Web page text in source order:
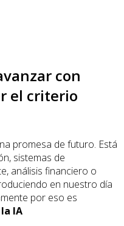
con
el criterio
promesa de futuro. Está
sistemas de
análisis financiero o
en nuestro día
por eso es
IA